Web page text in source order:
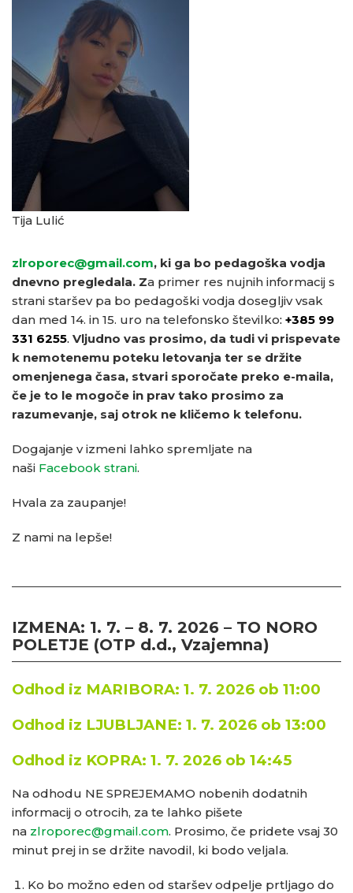
Tija Lulić
zlroporec@gmail.com, ki ga bo pedagoška vodja
dnevno pregledala. Za primer res nujnih informacij s
strani staršev pa bo pedagoški vodja dosegljiv vsak
dan med 14. in 15. uro na telefonsko številko: +385 99
331 6255. Vljudno vas prosimo, da tudi vi prispevate
k nemotenemu poteku letovanja ter se držite
omenjenega časa, stvari sporočate preko e-maila,
če je to le mogoče in prav tako prosimo za
razumevanje, saj otrok ne kličemo k telefonu.
Dogajanje v izmeni lahko spremljate na
naši Facebook strani.
Hvala za zaupanje!
Z nami na lepše!
IZMENA: 1. 7. – 8. 7. 2026 – TO NORO
POLETJE (OTP d.d., Vzajemna)
Odhod iz MARIBORA: 1. 7. 2026 ob 11:00
Odhod iz LJUBLJANE: 1. 7. 2026 ob 13:00
Odhod iz KOPRA: 1. 7. 2026 ob 14:45
Na odhodu NE SPREJEMAMO nobenih dodatnih
informacij o otrocih, za te lahko pišete
na zlroporec@gmail.com. Prosimo, če pridete vsaj 30
minut prej in se držite navodil, ki bodo veljala.
Ko bo možno eden od staršev odpelje prtljago do